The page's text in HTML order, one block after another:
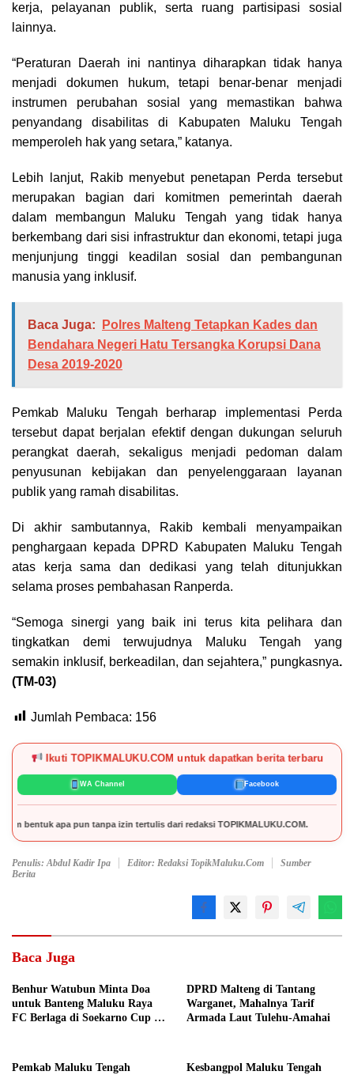
kerja, pelayanan publik, serta ruang partisipasi sosial
lainnya.
“Peraturan Daerah ini nantinya diharapkan tidak hanya
menjadi dokumen hukum, tetapi benar-benar menjadi
instrumen perubahan sosial yang memastikan bahwa
penyandang disabilitas di Kabupaten Maluku Tengah
memperoleh hak yang setara,” katanya.
Lebih lanjut, Rakib menyebut penetapan Perda tersebut
merupakan bagian dari komitmen pemerintah daerah
dalam membangun Maluku Tengah yang tidak hanya
berkembang dari sisi infrastruktur dan ekonomi, tetapi juga
menjunjung tinggi keadilan sosial dan pembangunan
manusia yang inklusif.
Baca Juga:
Polres Malteng Tetapkan Kades dan
Bendahara Negeri Hatu Tersangka Korupsi Dana
Desa 2019-2020
Pemkab Maluku Tengah berharap implementasi Perda
tersebut dapat berjalan efektif dengan dukungan seluruh
perangkat daerah, sekaligus menjadi pedoman dalam
penyusunan kebijakan dan penyelenggaraan layanan
publik yang ramah disabilitas.
Di akhir sambutannya, Rakib kembali menyampaikan
penghargaan kepada DPRD Kabupaten Maluku Tengah
atas kerja sama dan dedikasi yang telah ditunjukkan
selama proses pembahasan Ranperda.
“Semoga sinergi yang baik ini terus kita pelihara dan
tingkatkan demi terwujudnya Maluku Tengah yang
semakin inklusif, berkeadilan, dan sejahtera,” pungkasnya.
(TM-03)
Jumlah Pembaca: 156
Ikuti TOPIKMALUKU.COM untuk dapatkan berita terbaru
WA Channel Facebook
pun tanpa izin tertulis dari redaksi TOPIKMALUKU.COM.
Penulis: Abdul Kadir Ipa Editor: Redaksi TopikMaluku.com
Sumber
Berita
Baca Juga
Benhur Watubun Minta Doa
untuk Banteng Maluku Raya
FC Berlaga di Soekarno Cup U-
DPRD Malteng di Tantang
Warganet, Mahalnya Tarif
Armada Laut Tulehu-Amahai
Pemkab Maluku Tengah
Kesbangpol Maluku Tengah